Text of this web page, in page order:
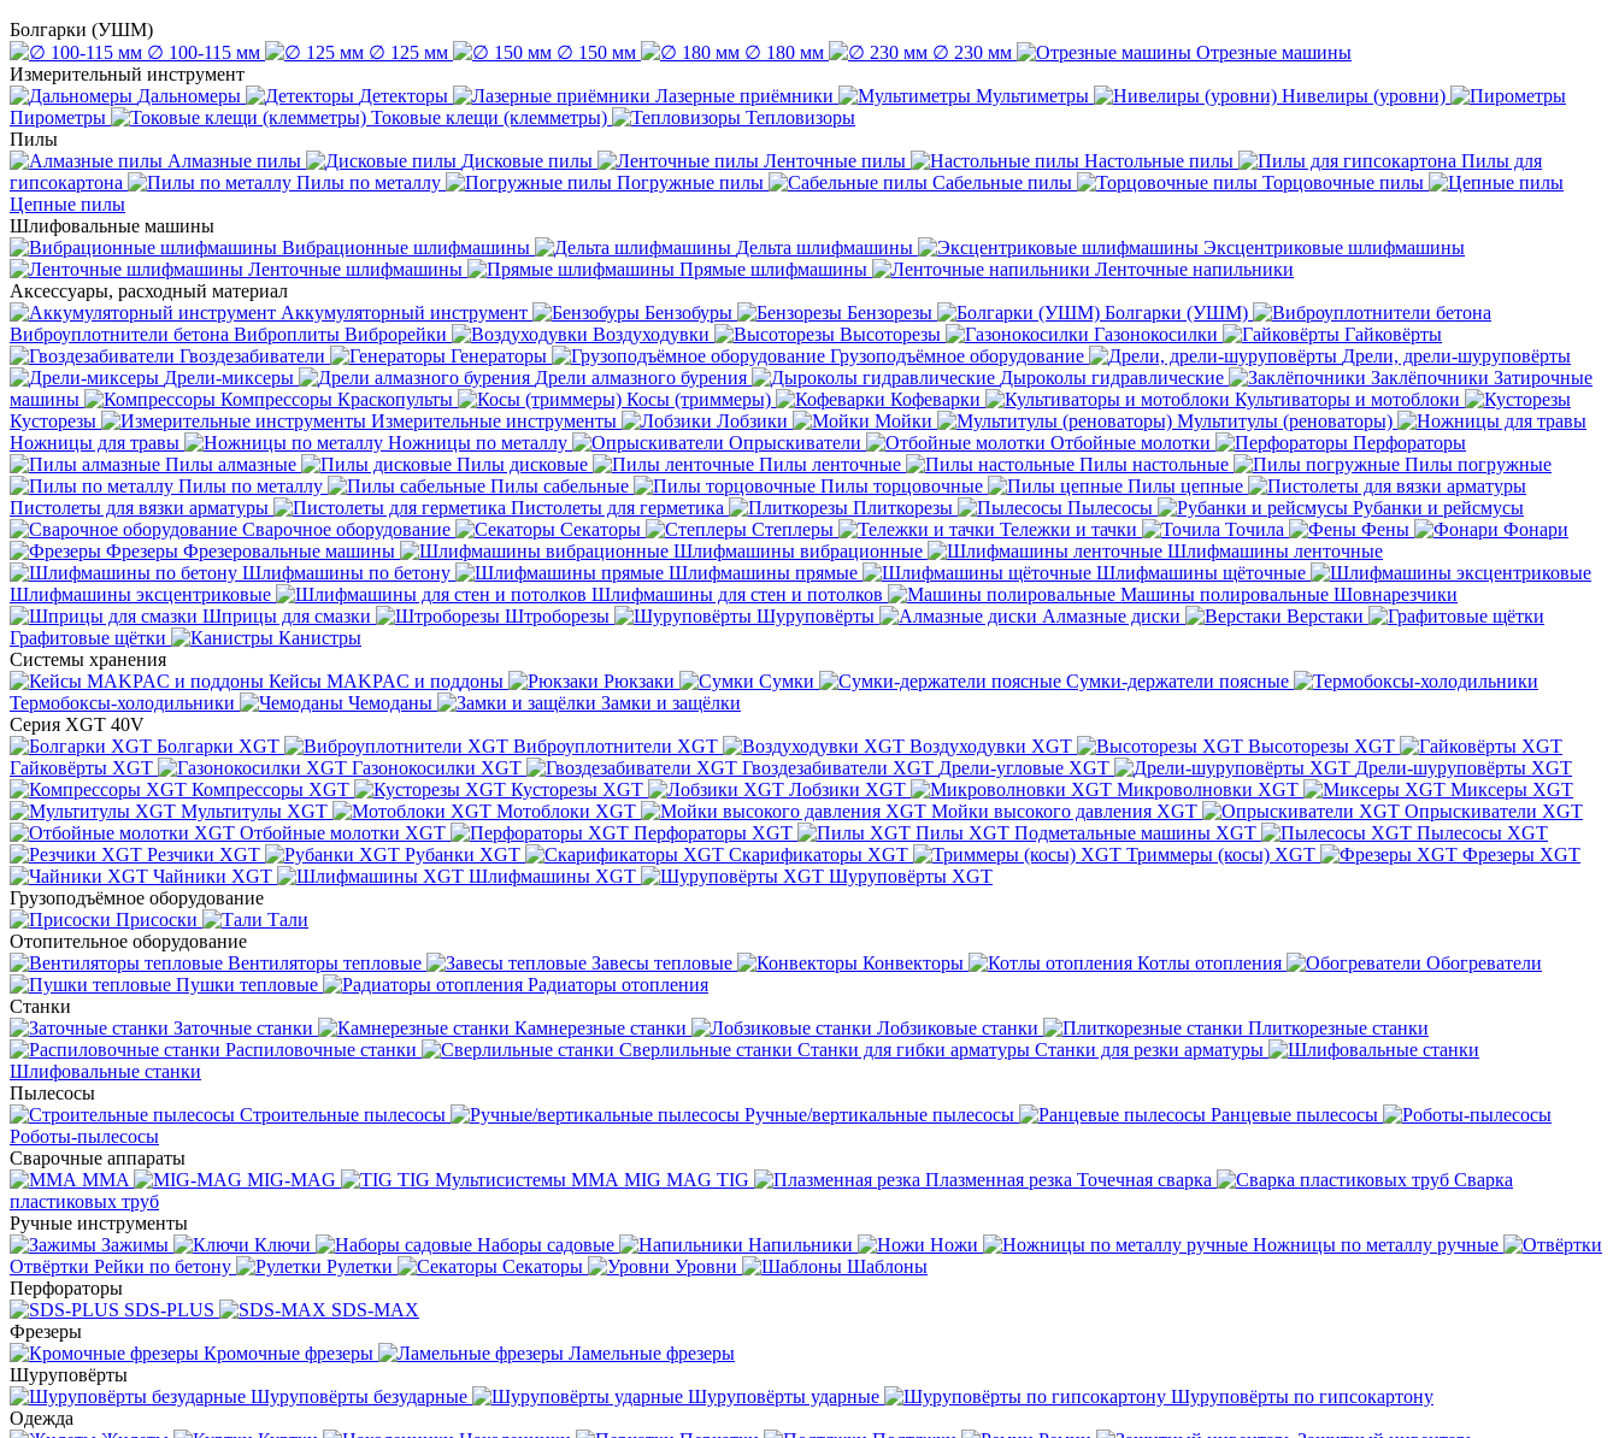
Болгарки (УШМ)
∅ 100-115 мм
∅ 125 мм ∅ 150 мм ∅ 180 мм ∅ 230 мм
Отрезные машины
Измерительный инструмент
Дальномеры
Детекторы Лазерные приёмники Мультиметры
Нивелиры (уровни)
Пирометры
Токовые клещи (клемметры)
Тепловизоры
Пилы
Алмазные пилы
Дисковые пилы Ленточные пилы Настольные пилы
Пилы для
гипсокартона
Пилы по металлу Погружные пилы Сабельные пилы
Торцовочные пилы
Цепные пилы
Шлифовальные машины
Вибрационные шлифмашины
Дельта шлифмашины
Эксцентриковые шлифмашины
Ленточные шлифмашины
Прямые шлифмашины
Ленточные напильники
Аксессуары, расходный материал
Аккумуляторный инструмент
Бензобуры Бензорезы
Болгарки (УШМ)
Виброуплотнители бетона Виброплиты Виброрейки Воздуходувки Высоторезы Газонокосилки
Гайковёрты
Гвоздезабиватели
Генераторы Грузоподъёмное оборудование
Дрели, дрели-шуруповёрты
Дрели-миксеры
Дрели алмазного бурения Дыроколы гидравлические Заклёпочники Затирочные
машины
Компрессоры Краскопульты Косы (триммеры) Кофеварки
Культиваторы и мотоблоки
Кусторезы
Измерительные инструменты Лобзики Мойки
Мультитулы (реноваторы)
Ножницы для травы
Ножницы по металлу Опрыскиватели Отбойные молотки
Перфораторы
Пилы алмазные
Пилы дисковые Пилы ленточные Пилы настольные
Пилы погружные
Пилы по металлу
Пилы сабельные Пилы торцовочные
Пилы цепные
Пистолеты для вязки арматуры
Пистолеты для герметика Плиткорезы Пылесосы
Рубанки и рейсмусы
Сварочное оборудование
Секаторы Степлеры Тележки и тачки Точила Фены
Фонари
Фрезеры Фрезеровальные машины Шлифмашины вибрационные
Шлифмашины ленточные
Шлифмашины по бетону
Шлифмашины прямые
Шлифмашины щёточные
Шлифмашины эксцентриковые
Шлифмашины для стен и потолков Машины полировальные Шовнарезчики
Шприцы для смазки
Штроборезы Шуруповёрты Алмазные диски
Верстаки
Графитовые щётки
Канистры
Системы хранения
Кейсы MAKPAC и поддоны
Рюкзаки Сумки
Сумки-держатели поясные
Термобоксы-холодильники
Чемоданы
Замки и защёлки
Серия XGT 40V
Болгарки XGT
Виброуплотнители XGT Воздуходувки XGT
Высоторезы XGT
Гайковёрты XGT
Газонокосилки XGT Гвоздезабиватели XGT Дрели-угловые XGT
Дрели-шуруповёрты XGT
Компрессоры XGT
Кусторезы XGT Лобзики XGT Микроволновки XGT
Миксеры XGT
Мультитулы XGT
Мотоблоки XGT Мойки высокого давления XGT
Опрыскиватели XGT
Отбойные молотки XGT
Перфораторы XGT Пилы XGT Подметальные машины XGT
Пылесосы XGT
Резчики XGT
Рубанки XGT Скарификаторы XGT Триммеры (косы) XGT
Фрезеры XGT
Чайники XGT
Шлифмашины XGT
Шуруповёрты XGT
Грузоподъёмное оборудование
Присоски
Тали
Отопительное оборудование
Вентиляторы тепловые
Завесы тепловые Конвекторы Котлы отопления
Обогреватели
Пушки тепловые
Радиаторы отопления
Станки
Заточные станки
Камнерезные станки Лобзиковые станки
Плиткорезные станки
Распиловочные станки
Сверлильные станки Станки для гибки арматуры Станки для резки арматуры
Шлифовальные станки
Пылесосы
Строительные пылесосы
Ручные/вертикальные пылесосы
Ранцевые пылесосы
Роботы-пылесосы
Сварочные аппараты
MMA
MIG-MAG TIG Мультисистемы ММА MIG MAG TIG Плазменная резка Точечная сварка
Cварка
пластиковых труб
Ручные инструменты
Зажимы
Ключи Наборы садовые Напильники Ножи
Ножницы по металлу ручные
Отвёртки Рейки по бетону Рулетки Секаторы Уровни
Шаблоны
Перфораторы
SDS-PLUS
SDS-MAX
Фрезеры
Кромочные фрезеры
Ламельные фрезеры
Шуруповёрты
Шуруповёрты безударные
Шуруповёрты ударные
Шуруповёрты по гипсокартону
Одежда